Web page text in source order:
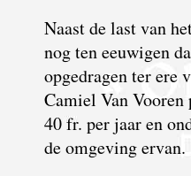
Naast de last van
nog ten eeuwigen
opgedragen ter ere
Camiel Van Vooren
40 fr. per jaar en
de omgeving ervan.